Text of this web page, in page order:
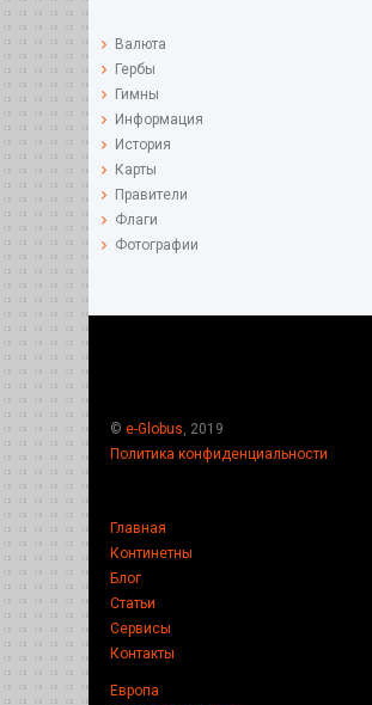
Валюта
Гербы
Гимны
Информация
История
Карты
Правители
Флаги
Фотографии
© e-Globus , 2019
Политика конфиденциальности
Главная
Континетны
Блог
Статьи
Сервисы
Контакты
Европа